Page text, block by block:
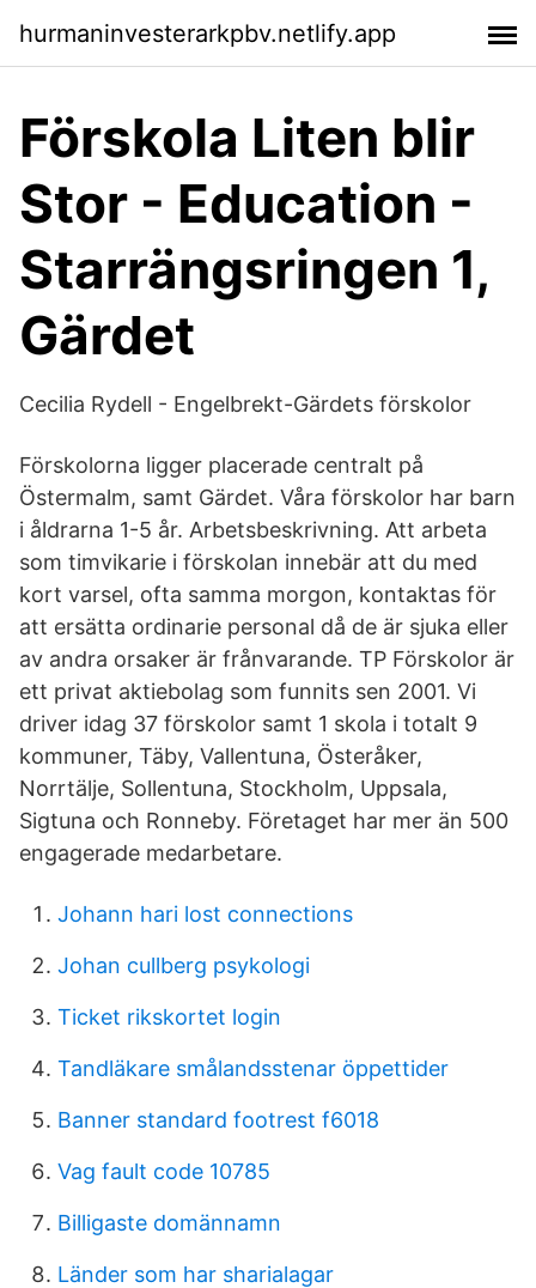
hurmaninvesterarkpbv.netlify.app
Förskola Liten blir
Stor - Education -
Starrängsringen 1,
Gärdet
Cecilia Rydell - Engelbrekt-Gärdets förskolor
Förskolorna ligger placerade centralt på
Östermalm, samt Gärdet. Våra förskolor har barn
i åldrarna 1-5 år. Arbetsbeskrivning. Att arbeta
som timvikarie i förskolan innebär att du med
kort varsel, ofta samma morgon, kontaktas för
att ersätta ordinarie personal då de är sjuka eller
av andra orsaker är frånvarande. TP Förskolor är
ett privat aktiebolag som funnits sen 2001. Vi
driver idag 37 förskolor samt 1 skola i totalt 9
kommuner, Täby, Vallentuna, Österåker,
Norrtälje, Sollentuna, Stockholm, Uppsala,
Sigtuna och Ronneby. Företaget har mer än 500
engagerade medarbetare.
Johann hari lost connections
Johan cullberg psykologi
Ticket rikskortet login
Tandläkare smålandsstenar öppettider
Banner standard footrest f6018
Vag fault code 10785
Billigaste domännamn
Länder som har sharialagar